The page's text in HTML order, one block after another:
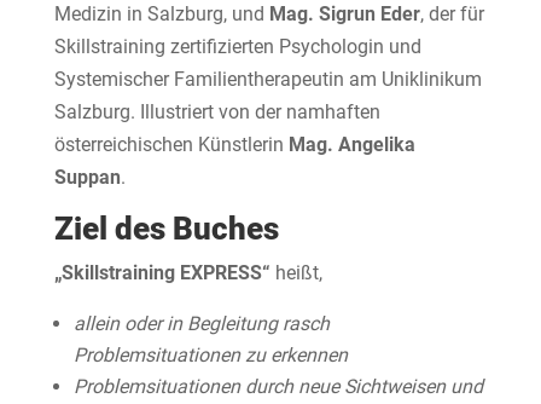
Medizin in Salzburg, und Mag. Sigrun Eder, der für
Skillstraining zertifizierten Psychologin und
Systemischer Familientherapeutin am Uniklinikum
Salzburg. Illustriert von der namhaften
österreichischen Künstlerin Mag. Angelika
Suppan.
Ziel des Buches
„Skillstraining EXPRESS“ heißt,
allein oder in Begleitung rasch
Problemsituationen zu erkennen
Problemsituationen durch neue Sichtweisen und